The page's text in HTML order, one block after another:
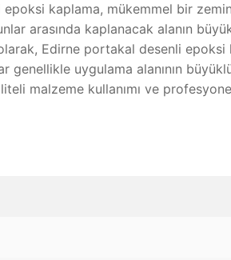
epoksi kaplama, mükemmel bir
arasında kaplanacak alanın
Edirne portakal desenli epoksi
genellikle uygulama alanının
malzeme kullanımı ve